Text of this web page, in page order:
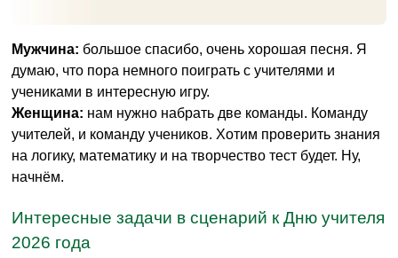
Мужчина: большое спасибо, очень хорошая песня. Я
думаю, что пора немного поиграть с учителями и
учениками в интересную игру.
Женщина: нам нужно набрать две команды. Команду
учителей, и команду учеников. Хотим проверить знания
на логику, математику и на творчество тест будет. Ну,
начнём.
Интересные задачи в сценарий к Дню учителя
2026 года